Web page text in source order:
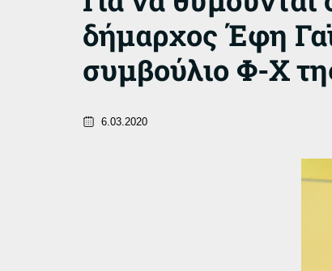
δήμαρχος Έφη
συμβούλιο Φ-Χ
6.03.2020